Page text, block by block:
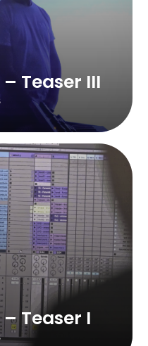
Teaser III
Teaser I